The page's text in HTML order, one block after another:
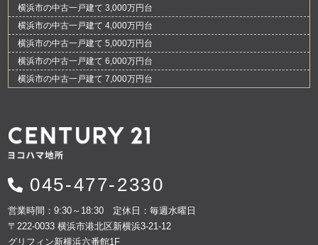
横浜市の中古一戸建て 3,000万円台
横浜市の中古一戸建て 4,000万円台
横浜市の中古一戸建て 5,000万円台
横浜市の中古一戸建て 6,000万円台
横浜市の中古一戸建て 7,000万円台
045-477-2330
営業時間：9:30～18:30 定休日：毎週水曜日
〒222-0033 横浜市港北区新横浜3-21-12
グリフィン新横浜六番館1F